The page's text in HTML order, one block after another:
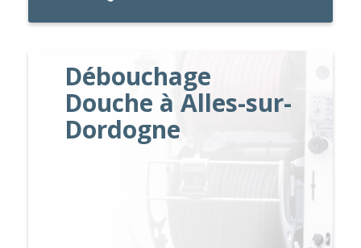
Débouchage
Douche à Alles-sur-
Dordogne